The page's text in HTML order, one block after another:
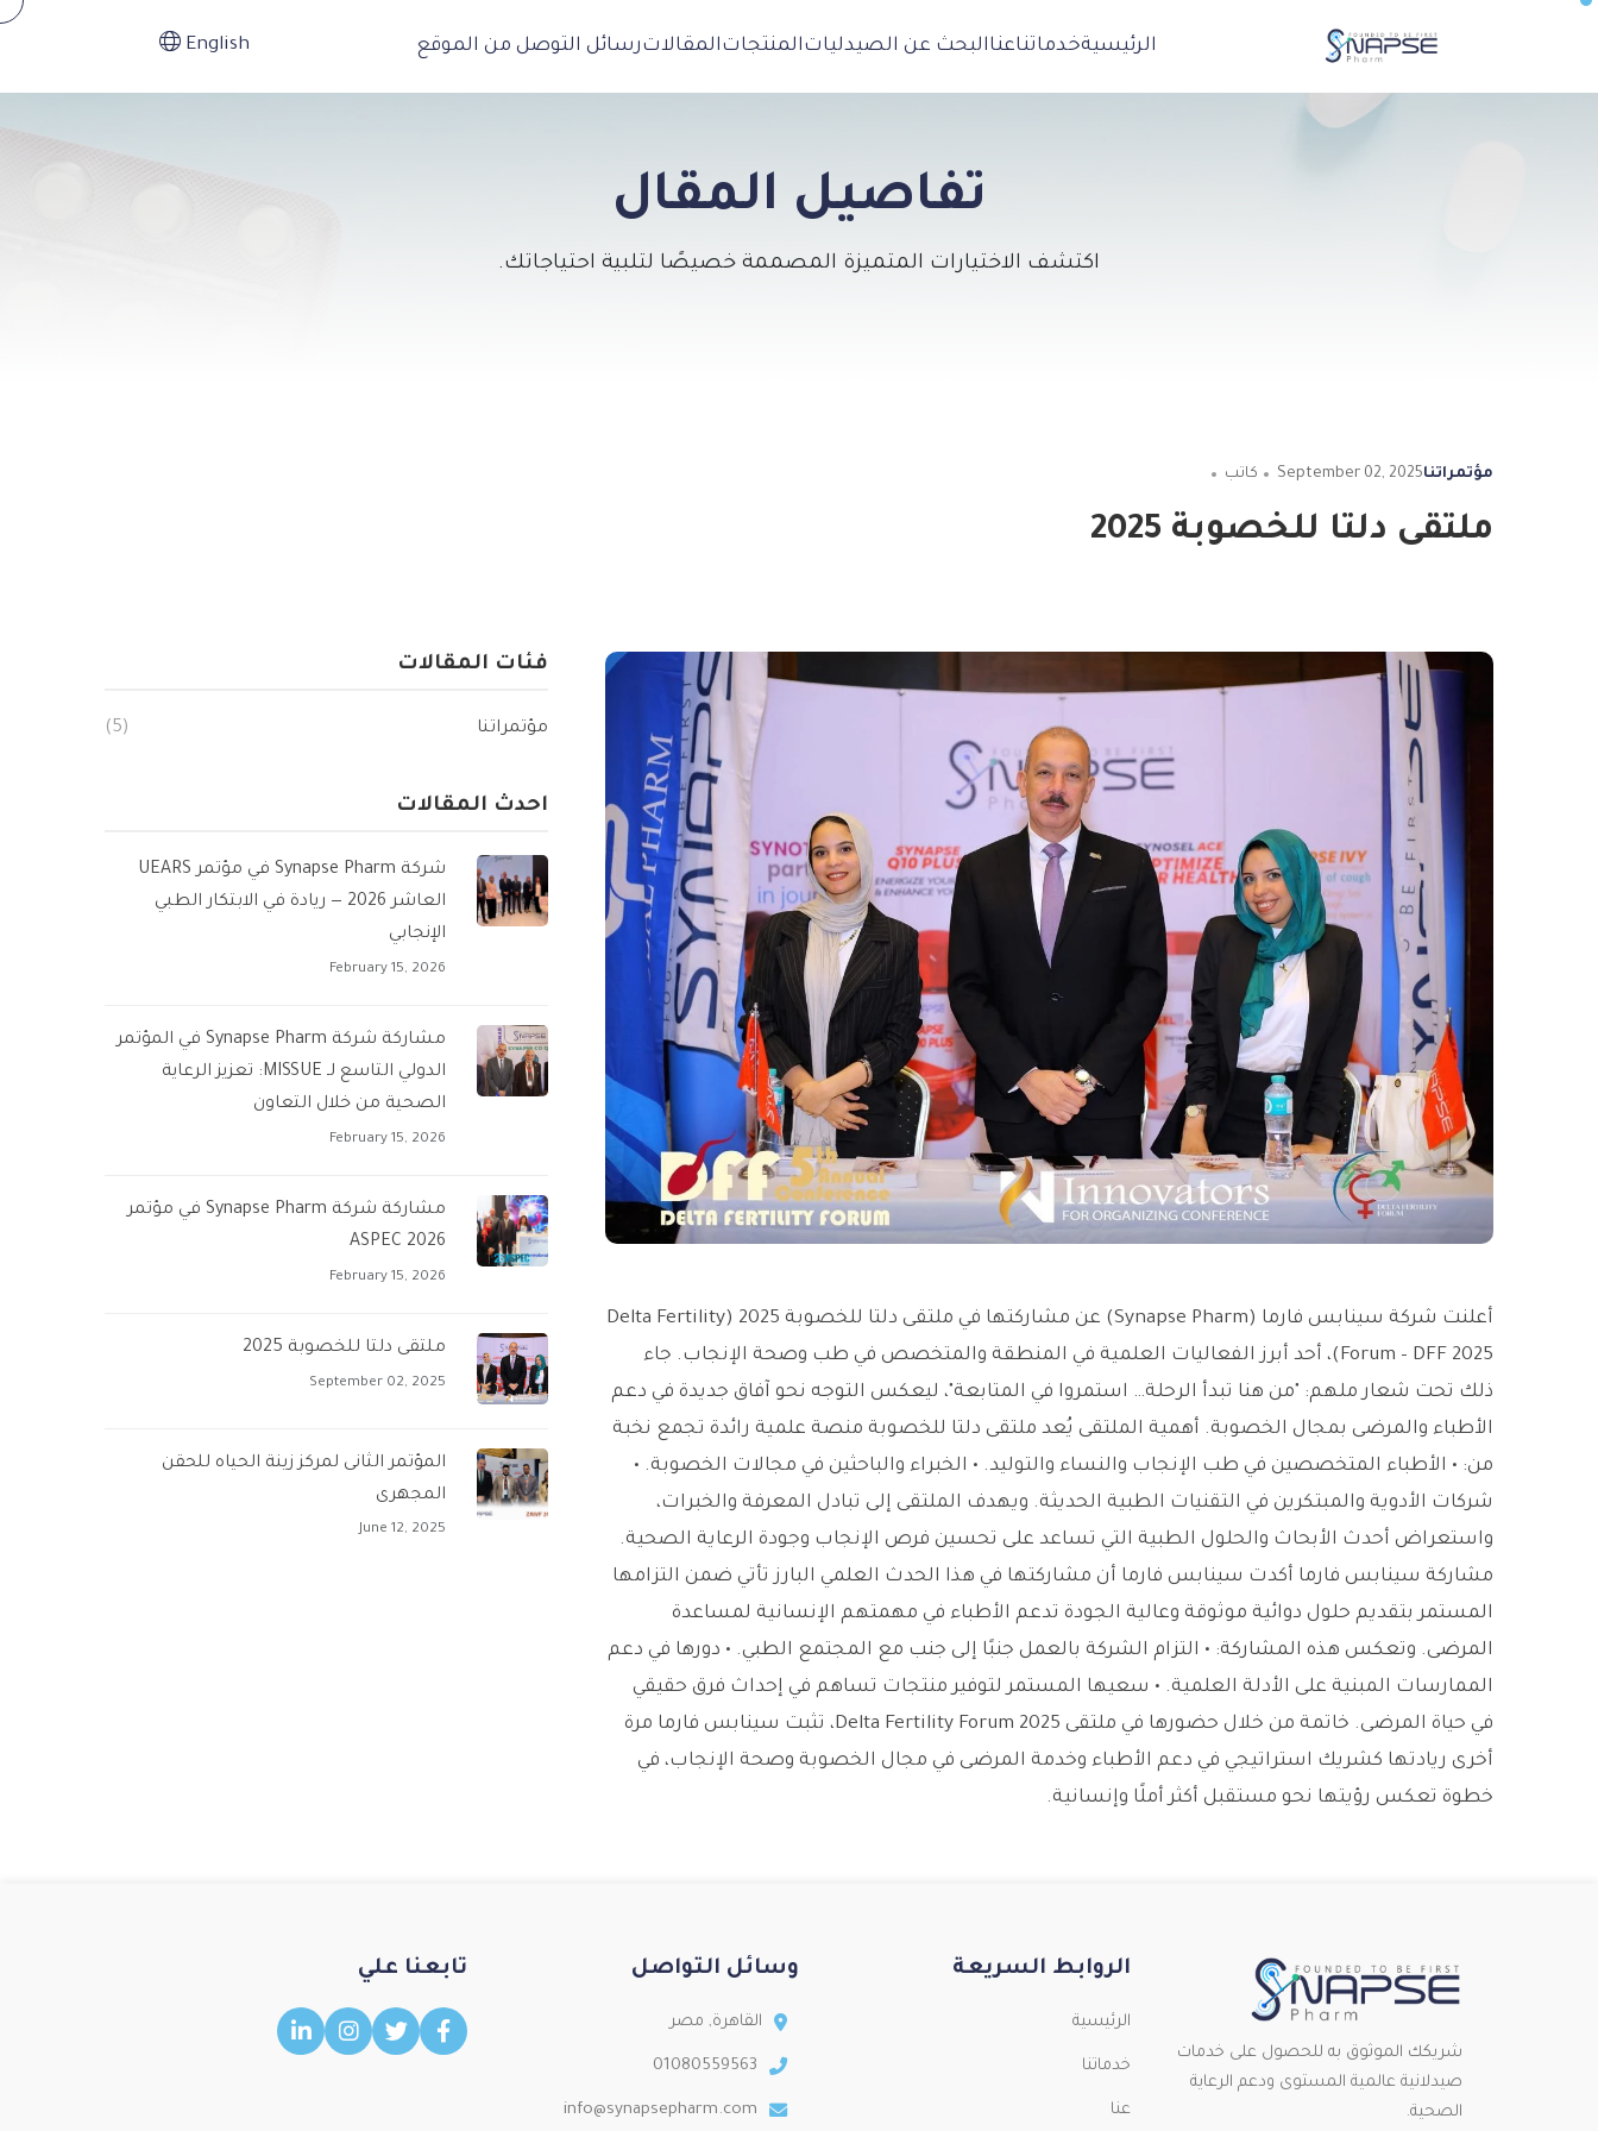
الرئيسيةخدماتناعناالبحث عن الصيدلياتالمنتجاتالمقالاترسائل التوصل من الموقع English
تفاصيل المقال
اكتشف الاختيارات المتميزة المصممة خصيصًا لتلبية احتياجاتك.
مؤتمراتناSeptember 02, 2025 كاتب
ملتقى دلتا للخصوبة 2025
أعلنت شركة سينابس فارما (Synapse Pharm) عن مشاركتها في ملتقى دلتا للخصوبة 2025 (Delta Fertility
Forum – DFF 2025)، أحد أبرز الفعاليات العلمية في المنطقة والمتخصص في طب وصحة الإنجاب. جاء
ذلك تحت شعار ملهم: "من هنا تبدأ الرحلة… استمروا في المتابعة"، ليعكس التوجه نحو آفاق جديدة في دعم
الأطباء والمرضى بمجال الخصوبة. أهمية الملتقى يُعد ملتقى دلتا للخصوبة منصة علمية رائدة تجمع نخبة
من: • الأطباء المتخصصين في طب الإنجاب والنساء والتوليد. • الخبراء والباحثين في مجالات الخصوبة. •
شركات الأدوية والمبتكرين في التقنيات الطبية الحديثة. ويهدف الملتقى إلى تبادل المعرفة والخبرات،
واستعراض أحدث الأبحاث والحلول الطبية التي تساعد على تحسين فرص الإنجاب وجودة الرعاية الصحية.
مشاركة سينابس فارما أكدت سينابس فارما أن مشاركتها في هذا الحدث العلمي البارز تأتي ضمن التزامها
المستمر بتقديم حلول دوائية موثوقة وعالية الجودة تدعم الأطباء في مهمتهم الإنسانية لمساعدة
المرضى. وتعكس هذه المشاركة: • التزام الشركة بالعمل جنبًا إلى جنب مع المجتمع الطبي. • دورها في دعم
الممارسات المبنية على الأدلة العلمية. • سعيها المستمر لتوفير منتجات تساهم في إحداث فرق حقيقي
في حياة المرضى. خاتمة من خلال حضورها في ملتقى Delta Fertility Forum 2025، تثبت سينابس فارما مرة
أخرى ريادتها كشريك استراتيجي في دعم الأطباء وخدمة المرضى في مجال الخصوبة وصحة الإنجاب، في
خطوة تعكس رؤيتها نحو مستقبل أكثر أملًا وإنسانية.
فئات المقالات
مؤتمراتنا (5)
احدث المقالات
شركة Synapse Pharm في مؤتمر UEARS
العاشر 2026 — ريادة في الابتكار الطبي
الإنجابي
February 15, 2026
مشاركة شركة Synapse Pharm في المؤتمر
الدولي التاسع لـ MISSUE: تعزيز الرعاية
الصحية من خلال التعاون
February 15, 2026
مشاركة شركة Synapse Pharm في مؤتمر
ASPEC 2026
February 15, 2026
ملتقى دلتا للخصوبة 2025
September 02, 2025
المؤتمر الثانى لمركز زينة الحياه للحقن
المجهرى
June 12, 2025
شريكك الموثوق به للحصول على خدمات
صيدلانية عالمية المستوى ودعم الرعاية
الصحية.
الروابط السريعة
الرئيسية
خدماتنا
عنا
وسائل التواصل
القاهرة, مصر
01080559563
info@synapsepharm.com
تابعنا علي